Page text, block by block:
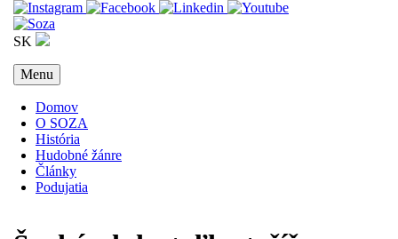
SK
Menu
Domov
O SOZA
História
Hudobné žánre
Články
Podujatia